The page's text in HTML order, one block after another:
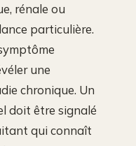
rénale ou
particulière.
une
chronique. Un
doit être signalé
qui connaît